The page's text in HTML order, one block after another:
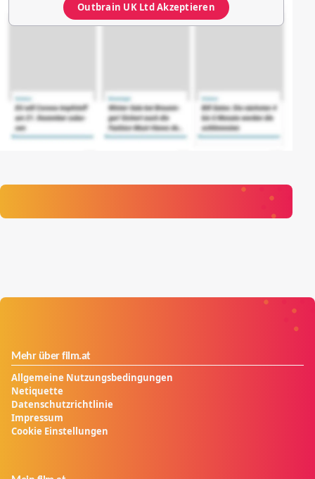
Outbrain UK LtdAkzeptieren
Mehr über film.at
Allgemeine Nutzungsbedingungen
Netiquette
Datenschutzrichtlinie
Impressum
Cookie Einstellungen